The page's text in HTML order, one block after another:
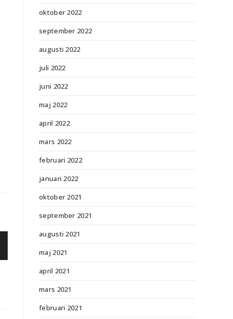
oktober 2022
september 2022
augusti 2022
juli 2022
juni 2022
maj 2022
april 2022
mars 2022
februari 2022
januari 2022
oktober 2021
september 2021
augusti 2021
maj 2021
april 2021
mars 2021
februari 2021